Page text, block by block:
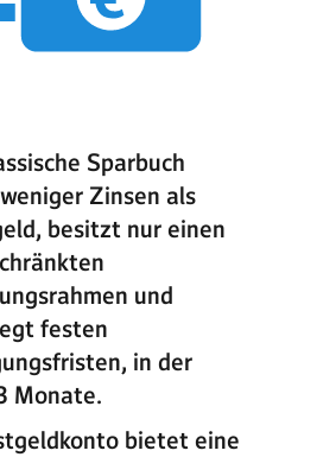
Sparbuch
Zinsen als
besitzt nur einen
und
festen
in der
Monate.
bietet eine